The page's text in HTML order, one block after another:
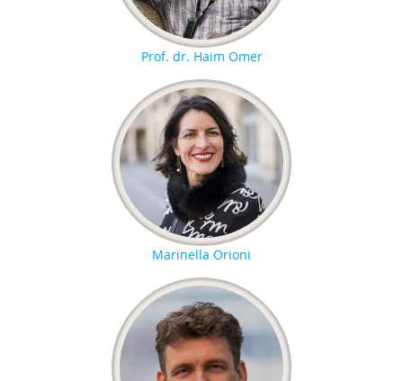
Prof. dr. Haim Omer
Marinella Orioni